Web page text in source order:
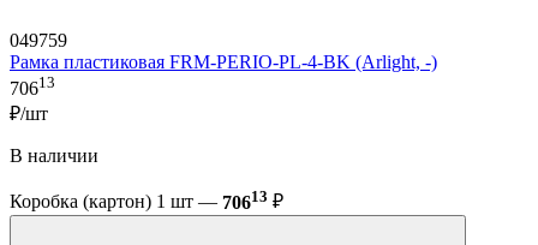
049759
Рамка пластиковая FRM-PERIO-PL-4-BK (Arlight, -)
70613
₽/шт
В наличии
Коробка (картон) 1 шт — 70613 ₽